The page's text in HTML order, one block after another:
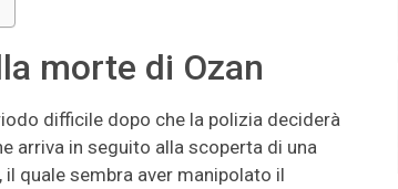
morte di Ozan
difficile dopo che la polizia deciderà
arriva in seguito alla scoperta di una
quale sembra aver manipolato il